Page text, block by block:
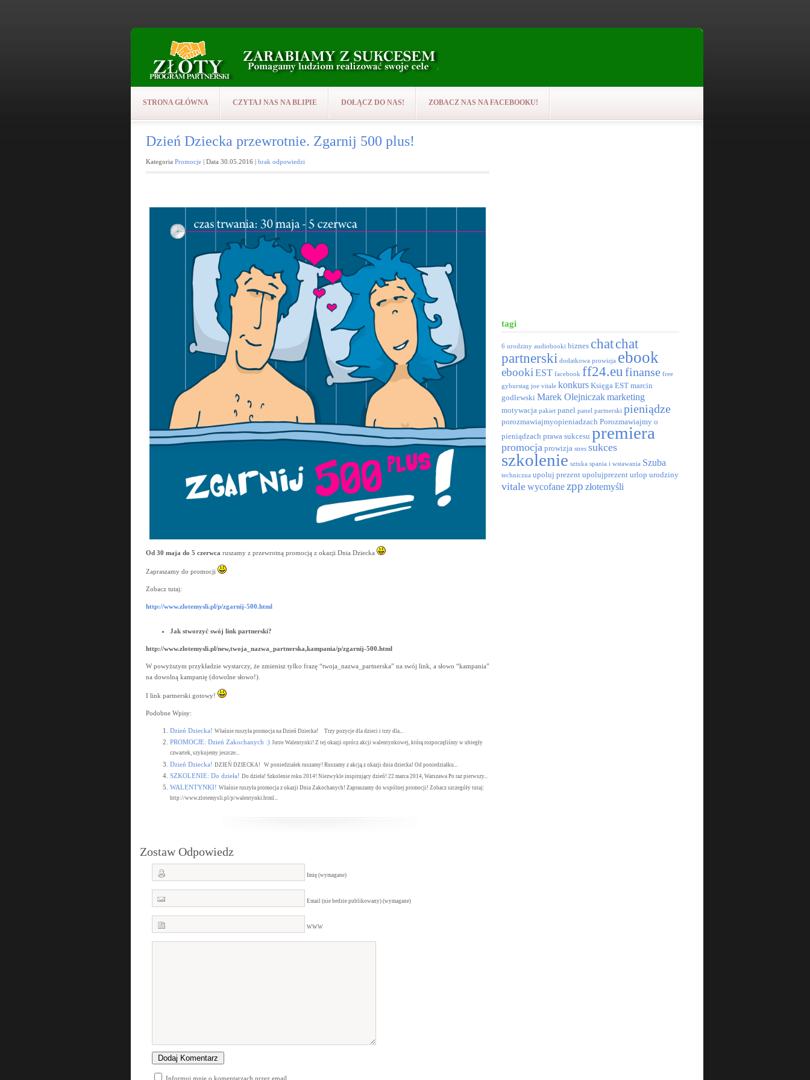
STRONA GŁÓWNA CZYTAJ NAS NA BLIPIE DOŁĄCZ DO NAS! ZOBACZ NAS NA FACEBOOKU!
Dzień Dziecka przewrotnie. Zgarnij 500 plus!
Kategoria Promocje | Data 30.05.2016 | brak odpowiedzi
Od 30 maja do 5 czerwca ruszamy z przewrotną promocją z okazji Dnia Dziecka
Zapraszamy do promocji
Zobacz tutaj:
http://www.zlotemysli.pl/p/zgarnij-500.html
Jak stworzyć swój link partnerski?
http://www.zlotemysli.pl/new,twoja_nazwa_partnerska,kampania/p/zgarnij-500.html
W powyższym przykładzie wystarczy, że zmienisz tylko frazę “twoja_nazwa_partnerska” na swój link, a słowo “kampania”
na dowolną kampanię (dowolne słowo!).
I link partnerski gotowy!
Podobne Wpisy:
Dzień Dziecka! Właśnie ruszyła promocja na Dzień Dziecka! Trzy pozycje dla dzieci i trzy dla...
PROMOCJE: Dzień Zakochanych :) Jutro Walentynki! Z tej okazji oprócz akcji walentynkowej, którą rozpoczęliśmy w ubiegły
czwartek, szykujemy jeszcze...
Dzień Dziecka! DZIEŃ DZIECKA! W poniedziałek ruszamy! Ruszamy z akcją z okazji dnia dziecka! Od poniedziałku...
SZKOLENIE: Do dzieła! Do dzieła! Szkolenie roku 2014! Niezwykle inspirujący dzień! 22 marca 2014, Warszawa Po raz pierwszy...
WALENTYNKI! Właśnie ruszyła promocja z okazji Dnia Zakochanych! Zapraszamy do wspólnej promocji! Zobacz szczegóły tutaj:
http://www.zlotemysli.pl/p/walentynki.html...
Zostaw Odpowiedz
Imię (wymagane)
Email (nie bedzie publikowany) (wymagane)
WWW
Informuj mnie o komentarzach przez email
tagi
6 urodziny audiobooki biznes chatchat
partnerski dodatkowa prowizja ebook
ebooki EST facebook ff24.eufinanse free
gyburstag joe vitale konkurs Księga EST marcin
godlewski Marek Olejniczakmarketing
motywacja pakiet panel panel partnerski pieniądze
porozmawiajmyopieniadzach Porozmawiajmy o
pieniądzach prawa sukcesu premiera
promocja prowizja stres sukces
szkolenie sztuka spania i wstawania Szuba
techniczna upoluj prezent upolujprezent urlop urodziny
vitalewycofanezpp złotemyśli